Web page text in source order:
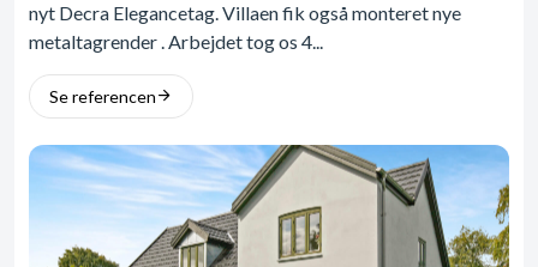
nyt Decra Elegancetag. Villaen fik også monteret nye
metaltagrender . Arbejdet tog os 4...
Se referencen